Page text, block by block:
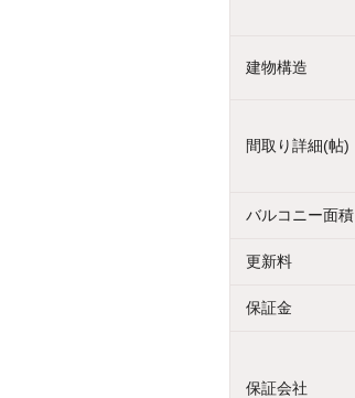
建物構造
間取り詳細(帖)
バルコニー面積
更新料
保証金
保証会社